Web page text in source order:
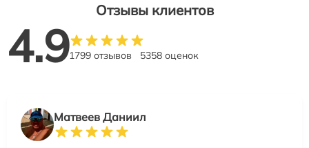
Отзывы клиентов
4.91799 отзывов 5358 оценок
Матвеев Даниил